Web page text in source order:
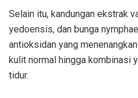
Selain itu, kandungan ekstrak
yedoensis, dan bunga
antioksidan yang
kulit normal hingga kombinasi
tidur.